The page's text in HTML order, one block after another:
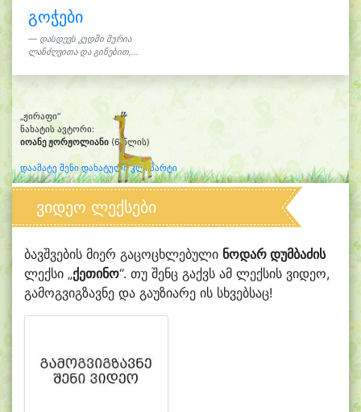
გოჭები
დასდევს კუდში მურია
ლანძღვითა და გინებით,...
„ჟირაფი“
ნახატის ავტორი:
იოანე ჟორჟოლიანი (6 წლის)
დაამატე შენი დახატული კლიპარტი
ვიდეო ლექსები
ბავშვების მიერ გაცოცხლებული ნოდარ დუმბაძის
ლექსი „ქეთინო“. თუ შენც გაქვს ამ ლექსის ვიდეო,
გამოგვიგზავნე და გაუზიარე ის სხვებსაც!